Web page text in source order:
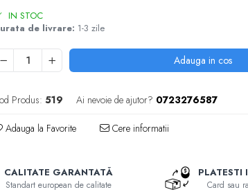
IN STOC
de livrare: 1-3 zile
Adauga in cos
Produs: 519 Ai nevoie de ajutor? 0723276587
Adauga la Favorite Cere informatii
CALITATE GARANTATĂ
Standart european de calitate
PLATESTI
Card sau